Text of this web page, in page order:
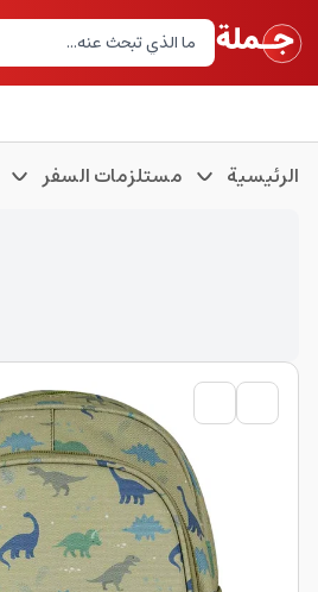
الرئيسية مستلزمات السفر